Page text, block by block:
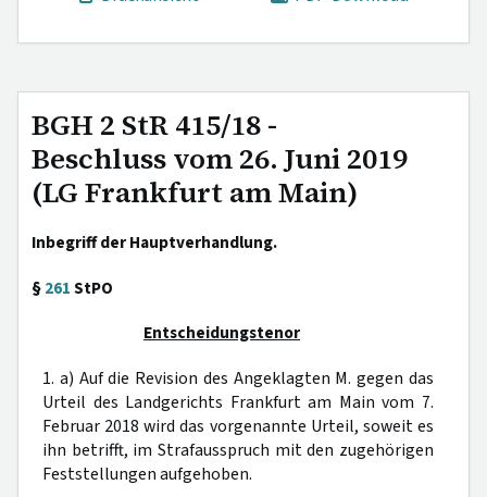
BGH 2 StR 415/18 -
Beschluss vom 26. Juni 2019
(LG Frankfurt am Main)
Inbegriff der Hauptverhandlung.
§261StPO
Entscheidungstenor
1. a) Auf die Revision des Angeklagten M. gegen das
Urteil des Landgerichts Frankfurt am Main vom 7.
Februar 2018 wird das vorgenannte Urteil, soweit es
ihn betrifft, im Strafausspruch mit den zugehörigen
Feststellungen aufgehoben.